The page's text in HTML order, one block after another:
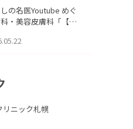
の名医Youtube めぐ
・美容皮膚科「【ヒ
イブリッド注入を美
リニック札幌